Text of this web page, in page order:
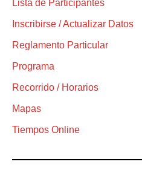
Lista de Participantes
Inscribirse / Actualizar Datos
Reglamento Particular
Programa
Recorrido / Horarios
Mapas
Tiempos Online